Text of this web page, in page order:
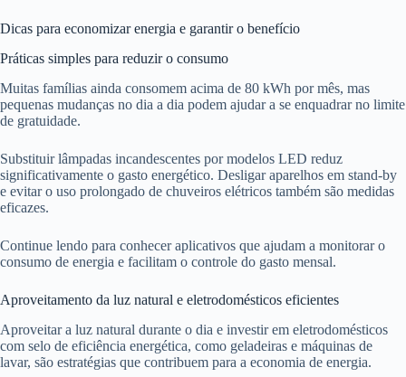
Dicas para economizar energia e garantir o benefício
Práticas simples para reduzir o consumo
Muitas famílias ainda consomem acima de 80 kWh por mês, mas
pequenas mudanças no dia a dia podem ajudar a se enquadrar no limite
de gratuidade.
Substituir lâmpadas incandescentes por modelos LED reduz
significativamente o gasto energético. Desligar aparelhos em stand-by
e evitar o uso prolongado de chuveiros elétricos também são medidas
eficazes.
Continue lendo para conhecer aplicativos que ajudam a monitorar o
consumo de energia e facilitam o controle do gasto mensal.
Aproveitamento da luz natural e eletrodomésticos eficientes
Aproveitar a luz natural durante o dia e investir em eletrodomésticos
com selo de eficiência energética, como geladeiras e máquinas de
lavar, são estratégias que contribuem para a economia de energia.